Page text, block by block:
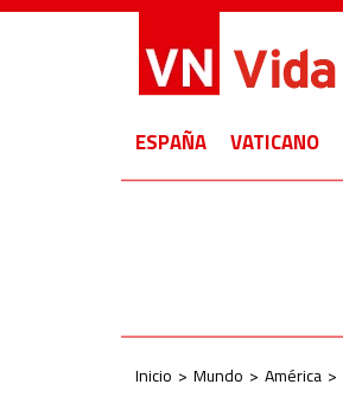
ESPAÑA VATICANO
Inicio Mundo América